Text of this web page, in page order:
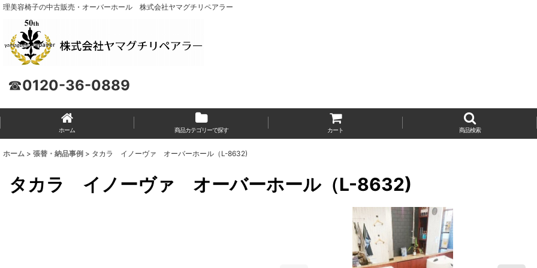
理美容椅子の中古販売・オーバーホール 株式会社ヤマグチリペアラー
☎0120-36-0889
ホーム 商品カテゴリーで探す カート 商品検索
ホーム > 張替・納品事例 > タカラ イノーヴァ オーバーホール（L-8632)
タカラ イノーヴァ オーバーホール（L-8632)